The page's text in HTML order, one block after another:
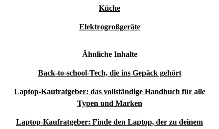
Küche
Elektrogroßgeräte
Ähnliche Inhalte
Back-to-school-Tech, die ins Gepäck gehört
Laptop-Kaufratgeber: das vollständige Handbuch für alle
Typen und Marken
Laptop-Kaufratgeber: Finde den Laptop, der zu deinem